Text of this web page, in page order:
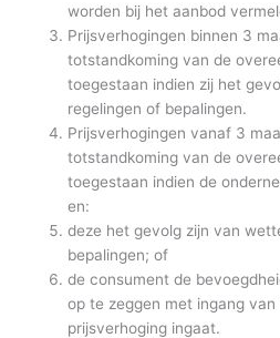
worden bij het aanbod
Prijsverhogingen binnen 3
totstandkoming van de
toegestaan indien zij het
regelingen of bepalingen.
Prijsverhogingen vanaf 3
totstandkoming van de
toegestaan indien de
en:
deze het gevolg zijn van
bepalingen; of
de consument de
op te zeggen met ingang
prijsverhoging ingaat.